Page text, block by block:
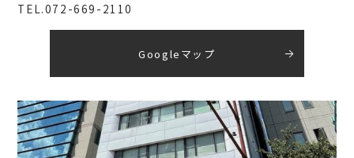
TEL.072-669-2110
Googleマップ